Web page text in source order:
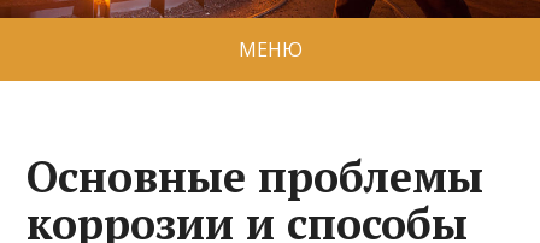
МЕНЮ
Основные проблемы
коррозии и способы